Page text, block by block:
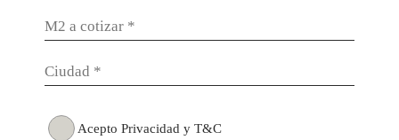
Acepto Privacidad y T&C